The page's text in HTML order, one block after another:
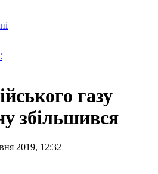
газу
збільшився
2019, 12:32